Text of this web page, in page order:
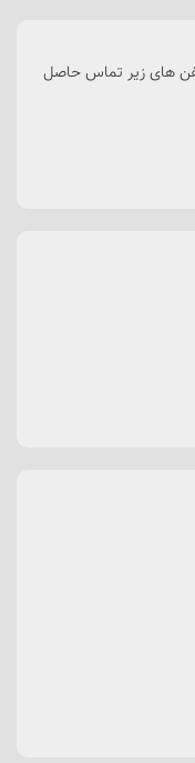
های زیر تماس حاصل